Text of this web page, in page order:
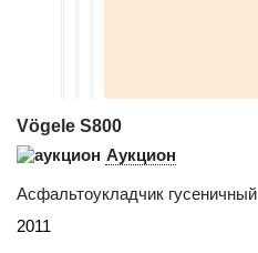
Vögele S800
Аукцион
Асфальтоукладчик гусеничный
2011